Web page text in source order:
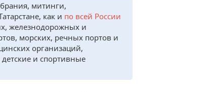
митинги,
как и по всей России
железнодорожных и
морских, речных портов и
организаций,
и спортивные